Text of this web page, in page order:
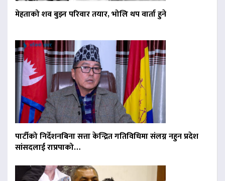
मेहताको शव बुझ्न परिवार तयार, भोलि थप वार्ता हुने
पार्टीको निर्देशनबिना सत्ता केन्द्रित गतिविधिमा संलग्न नहुन प्रदेश
सांसदलाई राप्रपाको…